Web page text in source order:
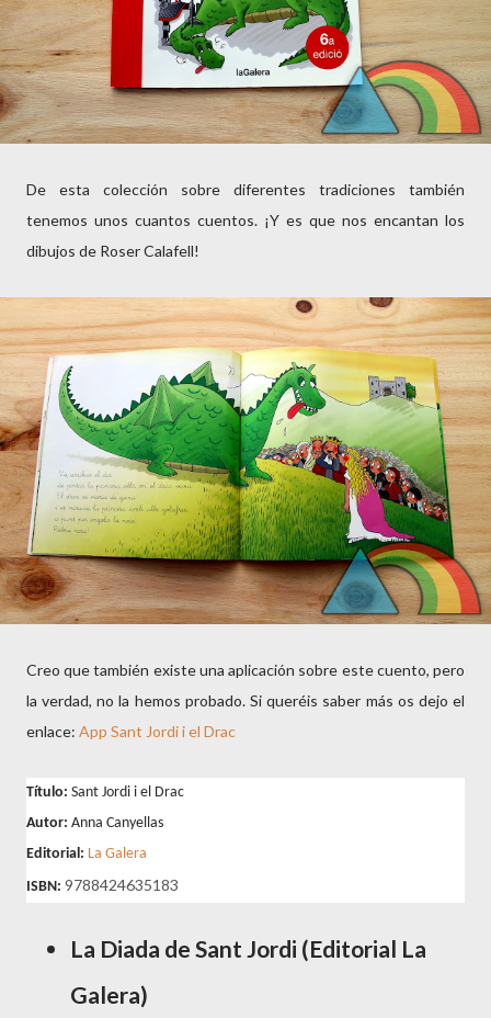
De esta colección sobre diferentes tradiciones también
tenemos unos cuantos cuentos. ¡Y es que nos encantan los
dibujos de Roser Calafell!
Creo que también existe una aplicación sobre este cuento, pero
la verdad, no la hemos probado. Si queréis saber más os dejo el
enlace: App Sant Jordi i el Drac
Título: Sant Jordi i el Drac
Autor: Anna Canyellas
Editorial: La Galera
ISBN: 9788424635183
La Diada de Sant Jordi (Editorial La
Galera)